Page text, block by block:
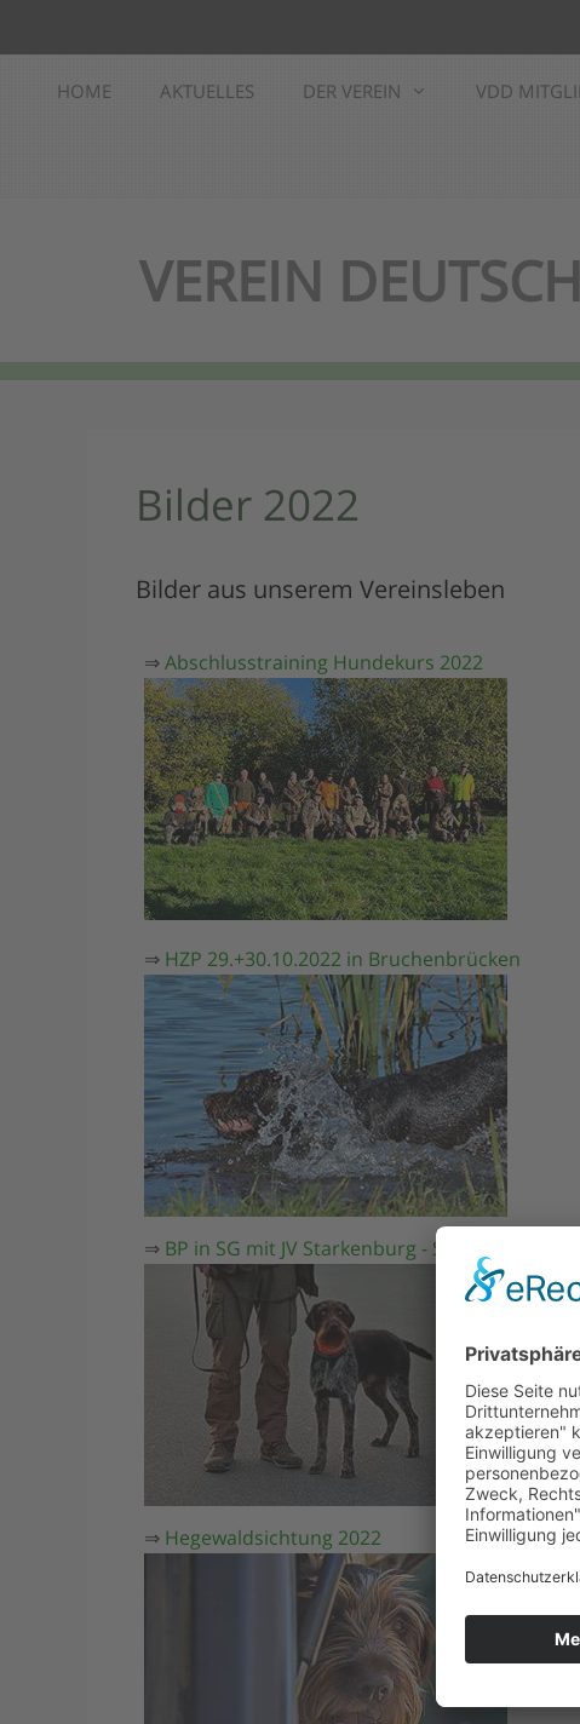
springen
HOME AKTUELLES DER VEREIN VDD
VEREIN
Bilder 2022
Bilder aus unserem Vereinsleben
⇒Abschlusstraining Hundekurs 2022
⇒ HZP 29.+30.10.2022 in Bruchenbrücken
⇒ BP in SG mit JV Starkenburg - Südhessen
⇒ Hegewaldsichtung 2022